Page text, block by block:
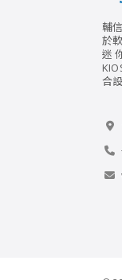
輔
於
迷
合